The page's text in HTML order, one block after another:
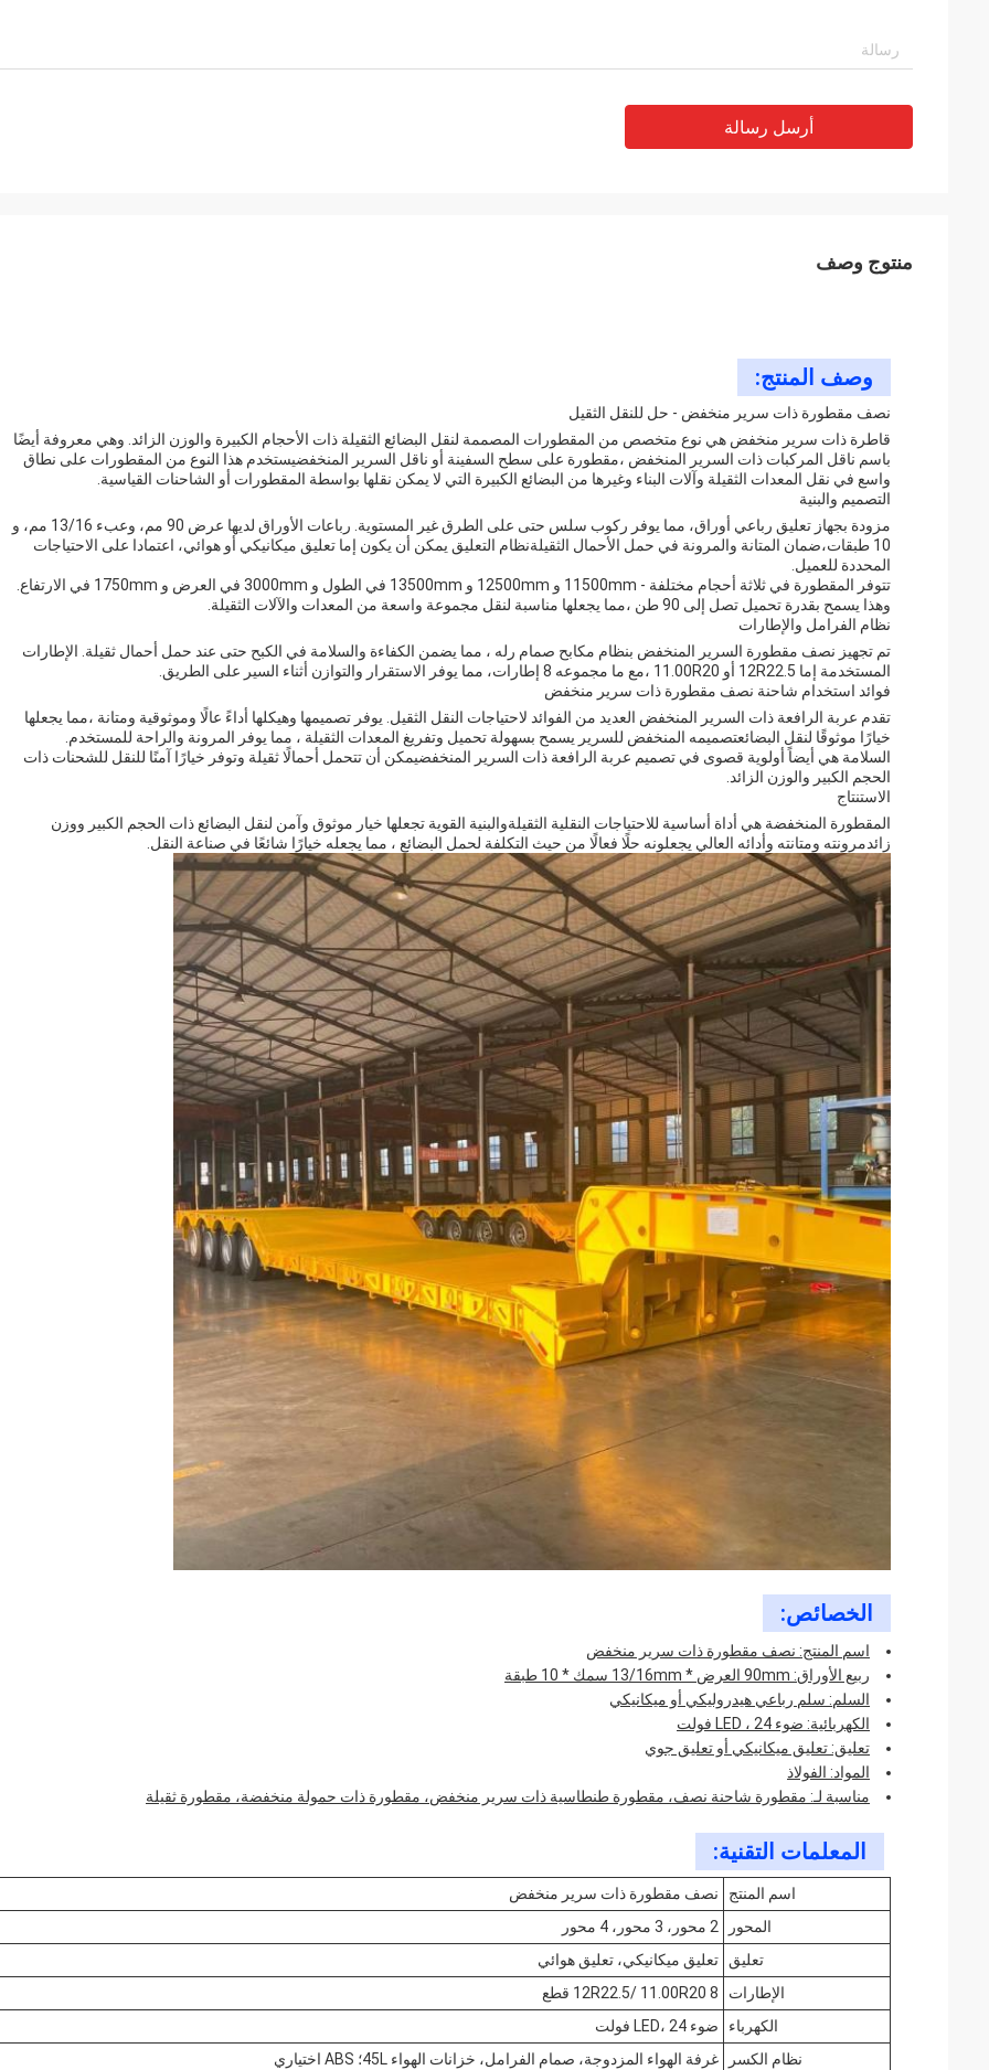
أرسل رسالة
منتوج وصف
وصف المنتج:
نصف مقطورة ذات سرير منخفض - حل للنقل الثقيل
قاطرة ذات سرير منخفض هي نوع متخصص من المقطورات المصممة لنقل البضائع الثقيلة ذات الأحجام الكبيرة والوزن الزائد. وهي معروفة أيضًا
باسم ناقل المركبات ذات السرير المنخفض ،مقطورة على سطح السفينة أو ناقل السرير المنخفضيستخدم هذا النوع من المقطورات على نطاق
واسع في نقل المعدات الثقيلة وآلات البناء وغيرها من البضائع الكبيرة التي لا يمكن نقلها بواسطة المقطورات أو الشاحنات القياسية.
التصميم والبنية
مزودة بجهاز تعليق رباعي أوراق، مما يوفر ركوب سلس حتى على الطرق غير المستوية. رباعات الأوراق لديها عرض 90 مم، وعبء 13/16 مم، و
10 طبقات،ضمان المتانة والمرونة في حمل الأحمال الثقيلةنظام التعليق يمكن أن يكون إما تعليق ميكانيكي أو هوائي، اعتمادا على الاحتياجات
المحددة للعميل.
تتوفر المقطورة في ثلاثة أحجام مختلفة - 11500mm و 12500mm و 13500mm في الطول و 3000mm في العرض و 1750mm في الارتفاع.
وهذا يسمح بقدرة تحميل تصل إلى 90 طن ،مما يجعلها مناسبة لنقل مجموعة واسعة من المعدات والآلات الثقيلة.
نظام الفرامل والإطارات
تم تجهيز نصف مقطورة السرير المنخفض بنظام مكابح صمام رله ، مما يضمن الكفاءة والسلامة في الكبح حتى عند حمل أحمال ثقيلة. الإطارات
المستخدمة إما 12R22.5 أو 11.00R20 ،مع ما مجموعه 8 إطارات، مما يوفر الاستقرار والتوازن أثناء السير على الطريق.
فوائد استخدام شاحنة نصف مقطورة ذات سرير منخفض
تقدم عربة الرافعة ذات السرير المنخفض العديد من الفوائد لاحتياجات النقل الثقيل. يوفر تصميمها وهيكلها أداءً عالًا وموثوقية ومتانة ،مما يجعلها
خيارًا موثوقًا لنقل البضائعتصميمه المنخفض للسرير يسمح بسهولة تحميل وتفريغ المعدات الثقيلة ، مما يوفر المرونة والراحة للمستخدم.
السلامة هي أيضاً أولوية قصوى في تصميم عربة الرافعة ذات السرير المنخفضيمكن أن تتحمل أحمالًا ثقيلة وتوفر خيارًا آمنًا للنقل للشحنات ذات
الحجم الكبير والوزن الزائد.
الاستنتاج
المقطورة المنخفضة هي أداة أساسية للاحتياجات النقلية الثقيلةوالبنية القوية تجعلها خيار موثوق وآمن لنقل البضائع ذات الحجم الكبير ووزن
زائدمرونته ومتانته وأدائه العالي يجعلونه حلًا فعالًا من حيث التكلفة لحمل البضائع ، مما يجعله خيارًا شائعًا في صناعة النقل.
الخصائص:
اسم المنتج: نصف مقطورة ذات سرير منخفض
ربيع الأوراق: 90mm العرض * 13/16mm سمك * 10 طبقة
السلم: سلم رباعي هيدروليكي أو ميكانيكي
الكهربائية: ضوء LED ، 24 فولت
تعليق: تعليق ميكانيكي أو تعليق جوي
المواد: الفولاذ
مناسبة لـ: مقطورة شاحنة نصف، مقطورة طنطاسية ذات سرير منخفض، مقطورة ذات حمولة منخفضة، مقطورة ثقيلة
المعلمات التقنية:
اسم المنتج
نصف مقطورة ذات سرير منخفض
المحور
2 محور، 3 محور، 4 محور
تعليق
تعليق ميكانيكي، تعليق هوائي
الإطارات
12R22.5/ 11.00R20 8 قطع
الكهرباء
ضوء LED، 24 فولت
نظام الكسر
غرفة الهواء المزدوجة، صمام الفرامل، خزانات الهواء 45L؛ ABS اختياري